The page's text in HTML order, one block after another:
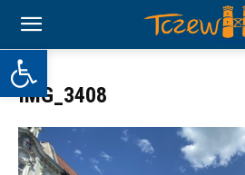
Otwórz pasek narzędzi
IMG_3408